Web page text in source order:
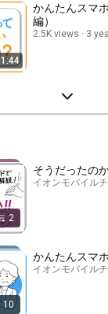
1:44
かんたんスマ
編）
2.5K views 3
2
そうだったの
イオンモバイル
10
かんたんスマ
イオンモバイル